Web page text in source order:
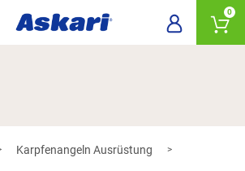
0
Karpfenangeln Ausrüstung >